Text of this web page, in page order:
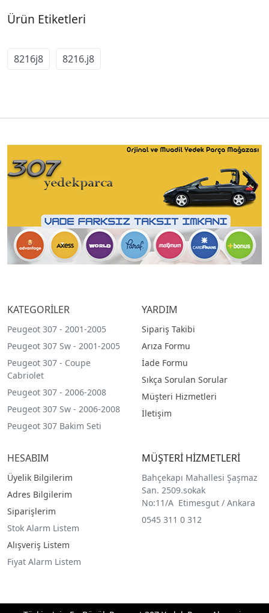
Ürün Etiketleri
8216j8 8216.j8
KATEGORİLER
Peugeot 307 - 2001-2005
Peugeot 307 Sw - 2001-2005
Peugeot 307 - Coupe
Cabriolet
Peugeot 307 - 2006-2008
Peugeot 307 Sw - 2006-2008
Peugeot 307 Bakim Seti
YARDIM
Sipariş Takibi
Arıza Formu
İade Formu
Sıkça Sorulan Sorular
Müşteri Hizmetleri
İletişim
HESABIM
Üyelik Bilgilerim
Adres Bilgilerim
Siparişlerim
Stok Alarm Listem
Alışveriş Listem
Fiyat Alarm Listem
MÜŞTERİ HİZMETLERİ
Bahçekapı Mahallesi Şaşmaz
San. 2509.sokak
No:11/A Etimesgut / Ankara
0545 311 0 312